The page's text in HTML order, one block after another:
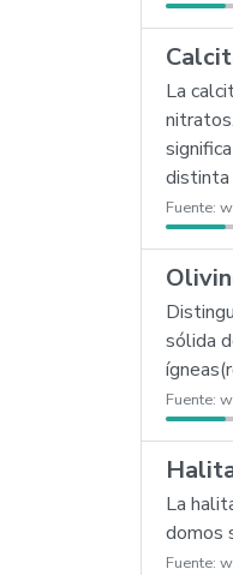
La
distinta
Fuente:
sólida
Fuente:
La
domos
Fuente: